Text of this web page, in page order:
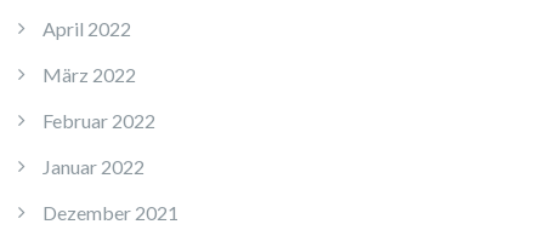
April 2022
März 2022
Februar 2022
Januar 2022
Dezember 2021